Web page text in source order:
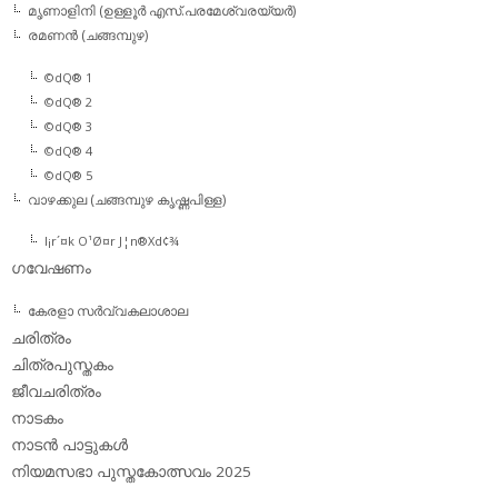
മൃണാളിനി (ഉള്ളൂര്‍ എസ്.പരമേശ്വരയ്യര്‍)
രമണന്‍ (ചങ്ങമ്പുഴ)
©dQ® 1
©dQ® 2
©dQ® 3
©dQ® 4
©dQ® 5
വാഴക്കുല (ചങ്ങമ്പുഴ കൃഷ്ണപിള്ള)
l¡r´¤k O¹Ø¤r J¦n®Xd¢¾
ഗവേഷണം
കേരളാ സര്‍വ്വകലാശാല
ചരിത്രം
ചിത്രപുസ്തകം
ജീവചരിത്രം
നാടകം
നാടന്‍ പാട്ടുകള്‍
നിയമസഭാ പുസ്തകോത്സവം 2025